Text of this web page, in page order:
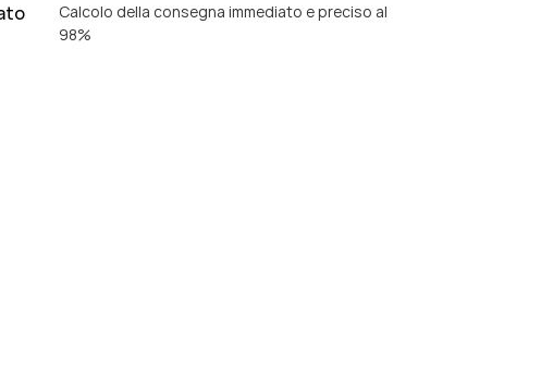
Calcolo della consegna immediato e preciso al
98%